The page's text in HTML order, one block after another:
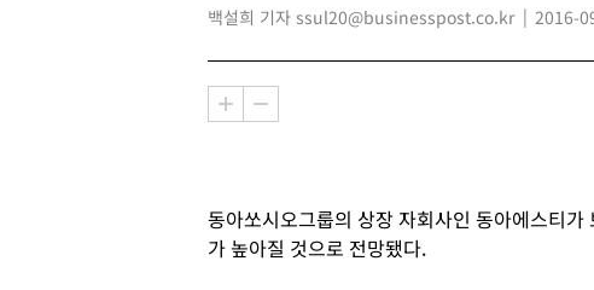
백설희 기자 ssul20@businesspost.co.kr 2016-
동아쏘시오그룹의 상장 자회사인 동아에스티
가 높아질 것으로 전망됐다.